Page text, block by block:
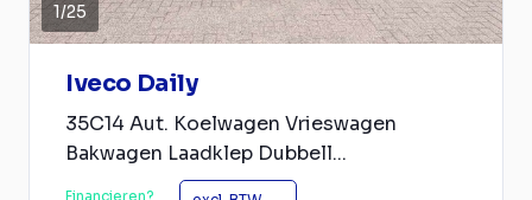
1/25
Iveco Daily
35C14 Aut. Koelwagen Vrieswagen
Bakwagen Laadklep Dubbell...
Financieren?